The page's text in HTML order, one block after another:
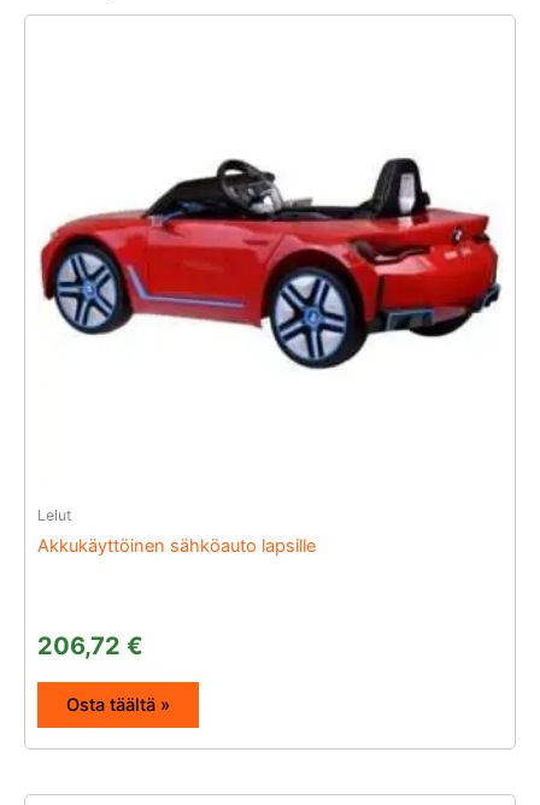
Lelut
Akkukäyttöinen sähköauto lapsille
206,72 €
Osta täältä »